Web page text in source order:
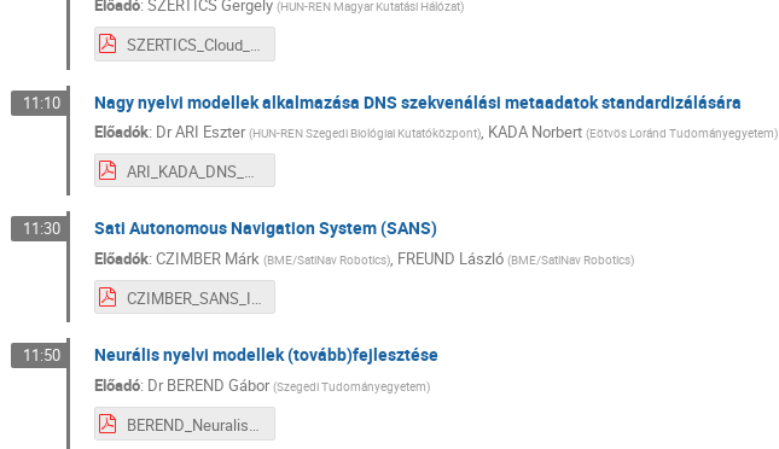
Előadó: SZERTICS Gergely (HUN-REN Magyar Kutatási Hálózat)
SZERTICS_Cloud_AI_in_science_II_1.pdf
11:10 Nagy nyelvi modellek alkalmazása DNS szekvenálási metaadatok standardizálására
Előadók: DrARI Eszter (HUN-REN Szegedi Biológiai Kutatóközpont), KADA Norbert (Eötvös Loránd Tudományegyetem)
ARI_KADA_DNS_szekvenalas_meta_II_2.pdf
11:30 Sati Autonomous Navigation System (SANS)
Előadók: CZIMBER Márk (BME/SatiNav Robotics), FREUND László (BME/SatiNav Robotics)
CZIMBER_SANS_II_3.pdf
11:50 Neurális nyelvi modellek (tovább)fejlesztése
Előadó: Dr BEREND Gábor (Szegedi Tudományegyetem)